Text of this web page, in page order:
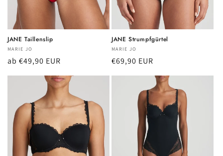
JANE Taillenslip
Anbieter:
MARIE JO
Normaler
ab €49,90 EUR
JANE Strumpfgürtel
Anbieter:
MARIE JO
Normaler
€69,90 EUR